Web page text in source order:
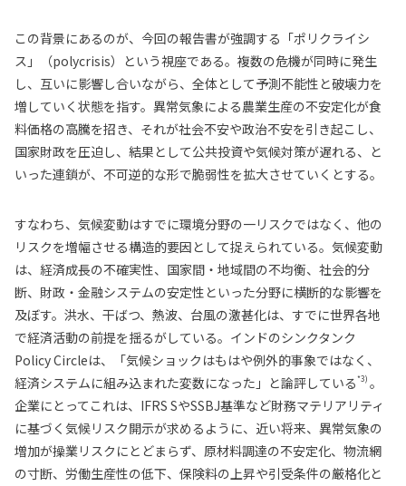
この背景にあるのが、今回の報告書が強調する「ポリクライシ
ス」（polycrisis）という視座である。複数の危機が同時に発生
し、互いに影響し合いながら、全体として予測不能性と破壊力を
増していく状態を指す。異常気象による農業生産の不安定化が食
料価格の高騰を招き、それが社会不安や政治不安を引き起こし、
国家財政を圧迫し、結果として公共投資や気候対策が遅れる、と
いった連鎖が、不可逆的な形で脆弱性を拡大させていくとする。
すなわち、気候変動はすでに環境分野の一リスクではなく、他の
リスクを増幅させる構造的要因として捉えられている。気候変動
は、経済成長の不確実性、国家間・地域間の不均衡、社会的分
断、財政・金融システムの安定性といった分野に横断的な影響を
及ぼす。洪水、干ばつ、熱波、台風の激甚化は、すでに世界各地
で経済活動の前提を揺るがしている。インドのシンクタンク
Policy Circleは、「気候ショックはもはや例外的事象ではなく、
経済システムに組み込まれた変数になった」と論評している*3) 。
企業にとってこれは、IFRS SやSSBJ基準など財務マテリアリティ
に基づく気候リスク開示が求めるように、近い将来、異常気象の
増加が操業リスクにとどまらず、原材料調達の不安定化、物流網
の寸断、労働生産性の低下、保険料の上昇や引受条件の厳格化と